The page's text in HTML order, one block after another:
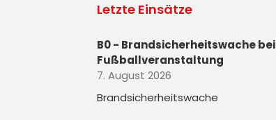
Letzte Einsätze
B0 - Brandsicherheitswache bei
Fußballveranstaltung
7. August 2026
Brandsicherheitswache